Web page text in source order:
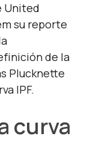
United
su reporte
de la
Plucknette
IPF.
curva